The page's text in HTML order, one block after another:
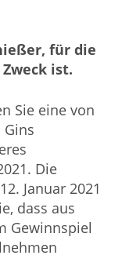
für die
ist.
Sie eine von
Gins
Die
Januar 2021
dass aus
Gewinnspiel